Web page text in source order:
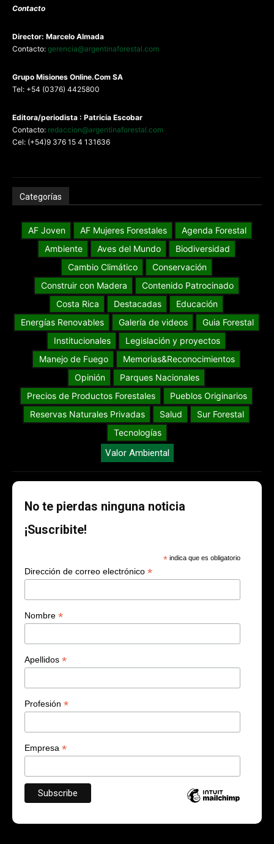
Contacto
Director: Marcelo Almada
Contacto: gerencia@argentinaforestal.com
Grupo Misiones Online.Com SA
Tel: +54 (0376) 4425800
Editora/periodista : Patricia Escobar
Contacto: redaccion@argentinaforestal.com
Cel: (+54)9 376 15 4 131636
Categorías
AF Joven AF Mujeres Forestales
Agenda Forestal
Ambiente
Aves del Mundo
Biodiversidad
Cambio Climático
Conservación
Construir con Madera
Contenido Patrocinado
Costa Rica
Destacadas
Educación
Energías Renovables
Galería de videos
Guia Forestal
Institucionales
Legislación y proyectos
Manejo de Fuego
Memorias&Reconocimientos
Opinión
Parques Nacionales
Precios de Productos Forestales
Pueblos Originarios
Reservas Naturales Privadas
Salud
Sur Forestal
Tecnologías
Valor Ambiental
No te pierdas ninguna noticia
¡Suscribite!
* indica que es obligatorio
Dirección de correo electrónico *
Nombre *
Apellidos *
Profesión *
Empresa *